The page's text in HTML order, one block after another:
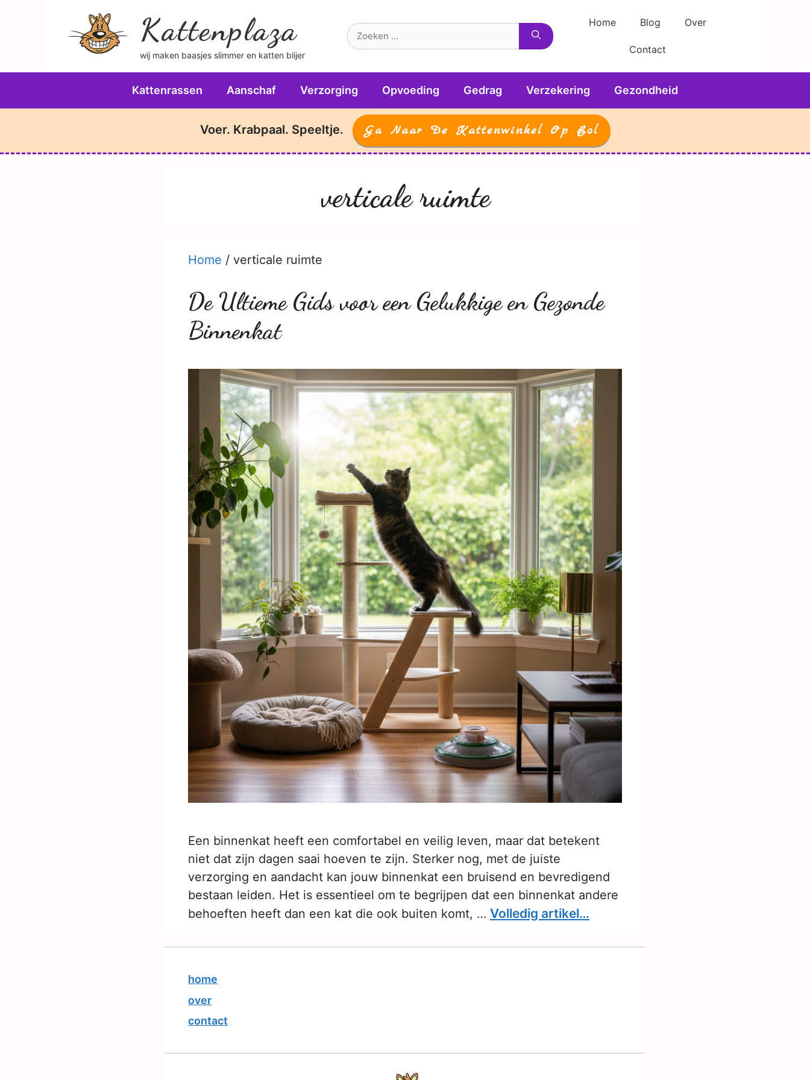
Kattenplaza
wij maken baasjes slimmer en katten blijer
Home Blog Over
Contact
Kattenrassen Aanschaf Verzorging Opvoeding Gedrag Verzekering Gezondheid
Voer. Krabpaal. Speeltje. Ga Naar De Kattenwinkel Op Bol
verticale ruimte
Home / verticale ruimte
De Ultieme Gids voor een Gelukkige en Gezonde
Binnenkat
Een binnenkat heeft een comfortabel en veilig leven, maar dat betekent
niet dat zijn dagen saai hoeven te zijn. Sterker nog, met de juiste
verzorging en aandacht kan jouw binnenkat een bruisend en bevredigend
bestaan leiden. Het is essentieel om te begrijpen dat een binnenkat andere
behoeften heeft dan een kat die ook buiten komt, … Volledig artikel…
home
over
contact